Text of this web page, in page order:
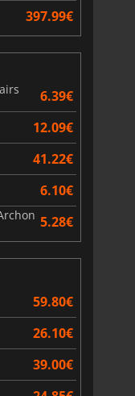
397.99€
6.39€
12.09€
41.22€
6.10€
5.28€
59.80€
26.10€
39.00€